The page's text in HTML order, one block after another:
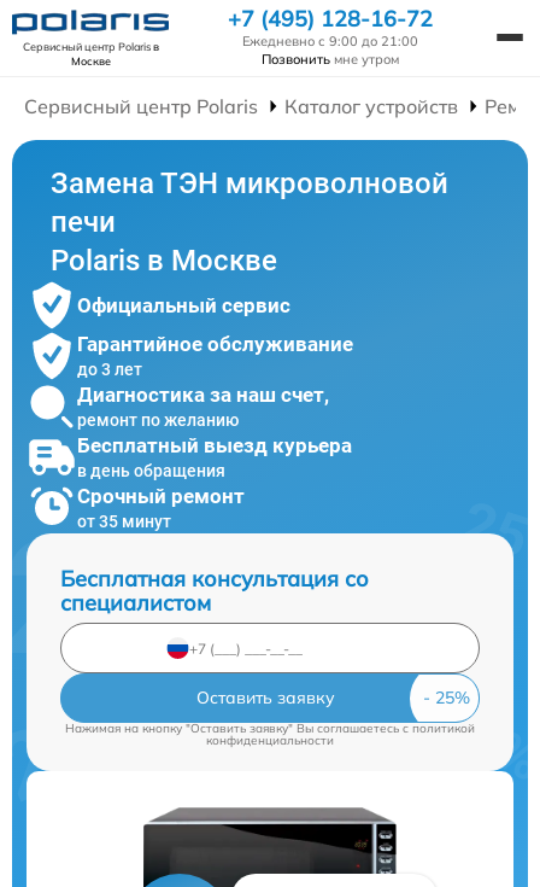
Сервисный центр Polarisв
Москве
+7 (495) 128-16-72
Ежедневно с 9:00 до 21:00
Позвонить мне утром
Сервисный центр Polaris Каталог устройств
Замена ТЭН микроволновой
печи
Polaris в Москве
Официальный сервис
Гарантийное обслуживание
до 3 лет
Диагностика за наш счет,
ремонт по желанию
Бесплатный выезд курьера
в день обращения
Срочный ремонт
от 35 минут
Бесплатная консультация со
специалистом
Оставить заявку
Нажимая на кнопку "Оставить заявку" Вы соглашаетесь cполитикой
конфиденциальности